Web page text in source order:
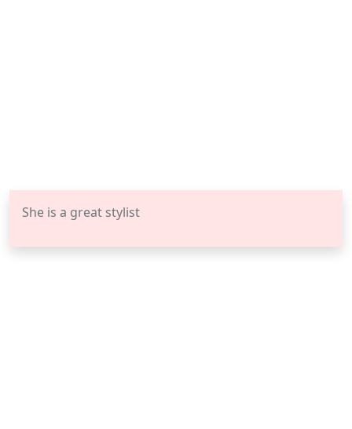
She is a great stylist